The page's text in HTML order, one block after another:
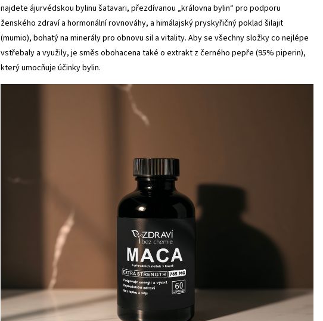
najdete ájurvédskou bylinu šatavari, přezdívanou „královna bylin“ pro podporu
ženského zdraví a hormonální rovnováhy, a himálajský pryskyřičný poklad šilajit
(mumio), bohatý na minerály pro obnovu sil a vitality. Aby se všechny složky co nejlépe
vstřebaly a využily, je směs obohacena také o extrakt z černého pepře (95% piperin),
který umocňuje účinky bylin.